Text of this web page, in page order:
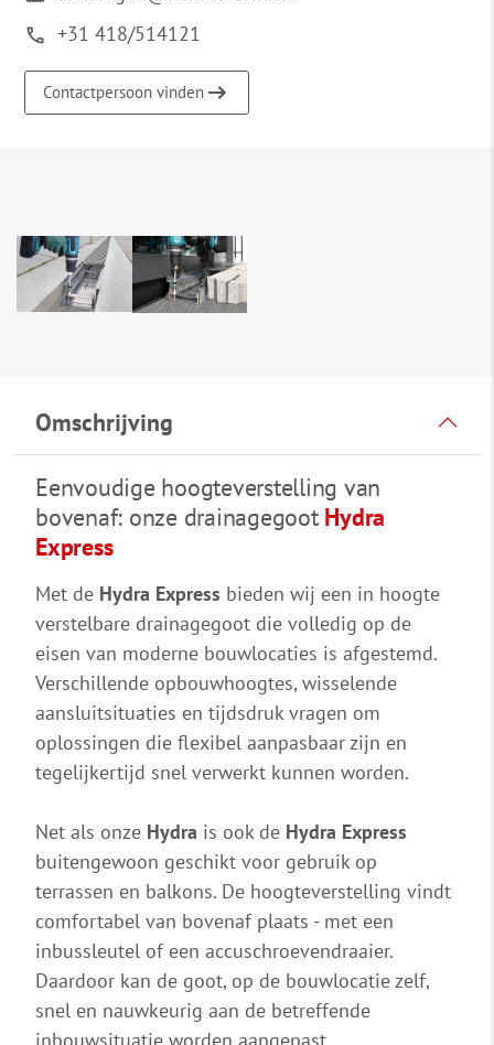
+31 418/514121
Contactpersoon vinden
Omschrijving
Eenvoudige hoogteverstelling van
bovenaf: onze drainagegoot Hydra
Express
Met de Hydra Express bieden wij een in hoogte
verstelbare drainagegoot die volledig op de
eisen van moderne bouwlocaties is afgestemd.
Verschillende opbouwhoogtes, wisselende
aansluitsituaties en tijdsdruk vragen om
oplossingen die flexibel aanpasbaar zijn en
tegelijkertijd snel verwerkt kunnen worden.
Net als onze Hydra is ook de Hydra Express
buitengewoon geschikt voor gebruik op
terrassen en balkons. De hoogteverstelling vindt
comfortabel van bovenaf plaats - met een
inbussleutel of een accuschroevendraaier.
Daardoor kan de goot, op de bouwlocatie zelf,
snel en nauwkeurig aan de betreffende
inbouwsituatie worden aangepast.